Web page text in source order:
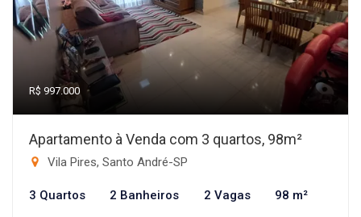
R$ 997.000
Apartamento à Venda com 3 quartos, 98m²
Vila Pires, Santo André-SP
3 Quartos 2 Banheiros 2 Vagas 98 m²